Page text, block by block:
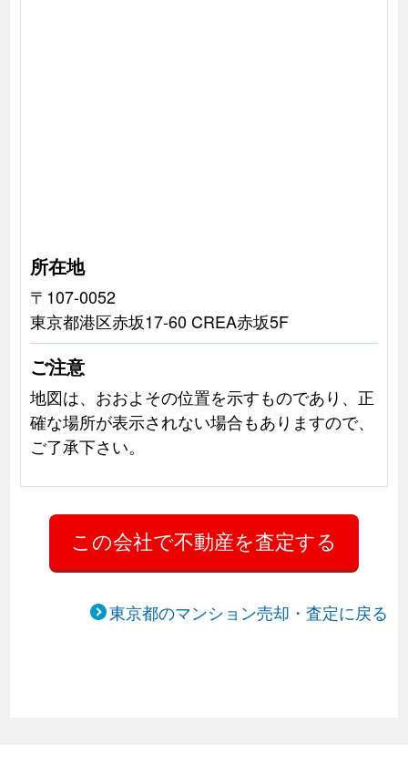
所在地
〒107-0052
東京都港区赤坂17-60 CREA赤坂5F
ご注意
地図は、おおよその位置を示すものであり、正
確な場所が表示されない場合もありますので、
ご了承下さい。
東京都のマンション売却・査定に戻る